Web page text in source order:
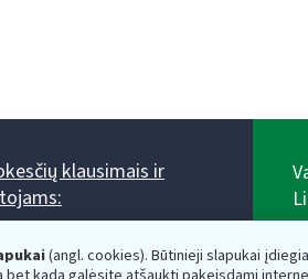
(angl. cookies). Būtinieji slapukai
klausimais ir
17.00, V 8.00-15.45.
valanda trumpiau.